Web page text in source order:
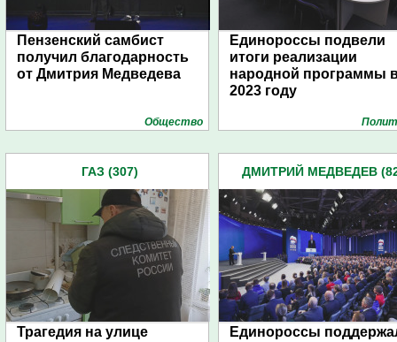
Пензенский самбист
получил благодарность
от Дмитрия Медведева
Общество
Единороссы подвели
итоги реализации
народной программы
2023 году
ГАЗ (307)
Трагедия на улице
ДМИТРИЙ МЕДВЕДЕВ
Единороссы